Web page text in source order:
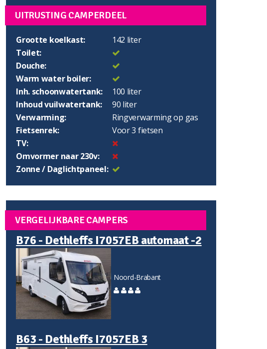
UITRUSTING CAMPERDEEL
Grootte koelkast:
142 liter
Toilet:
Douche:
Warm water boiler:
Inh. schoonwatertank:
100 liter
Inhoud vuilwatertank:
90 liter
Verwarming:
Ringverwarming op gas
Fietsenrek:
Voor 3 fietsen
TV:
Omvormer naar 230v:
Zonne / Daglichtpaneel:
VERGELIJKBARE CAMPERS
B76 - Dethleffs I7057EB automaat -2
Noord-Brabant
B63 - Dethleffs I7057EB 3